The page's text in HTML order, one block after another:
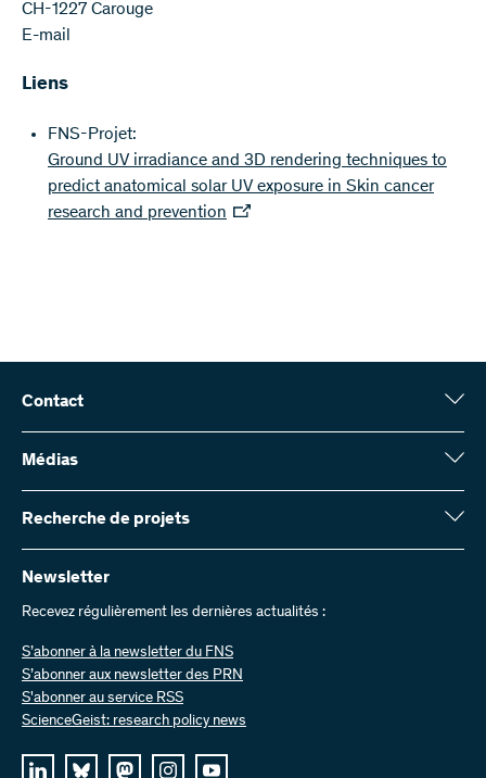
CH-1227 Carouge
E-mail
Liens
FNS-Projet:
Ground UV irradiance and 3D rendering techniques to
predict anatomical solar UV exposure in Skin cancer
research and prevention
Contact
Fonds national suisse (FNS)
Wildhainweg 3
Contactez-nous
Envoyer des factures
Travailler chez nous
Offres d’emploi
Médias
Service de presse
Rapport annuel
Recherche de projets
Vous trouverez ici des informations complètes sur les projets de
recherche et les subsides approuvés par le FNS :
Recherche de projets
Newsletter
Recevez régulièrement les dernières actualités :
S’abonner à la newsletter du FNS
S’abonner aux newsletter des PRN
S'abonner au service RSS
ScienceGeist: research policy news